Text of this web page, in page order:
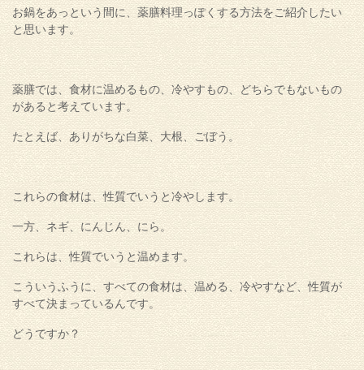
お鍋をあっという間に、薬膳料理っぽくする方法をご紹介したい
と思います。
薬膳では、食材に温めるもの、冷やすもの、どちらでもないもの
があると考えています。
たとえば、ありがちな白菜、大根、ごぼう。
これらの食材は、性質でいうと冷やします。
一方、ネギ、にんじん、にら。
これらは、性質でいうと温めます。
こういうふうに、すべての食材は、温める、冷やすなど、性質が
すべて決まっているんです。
どうですか？